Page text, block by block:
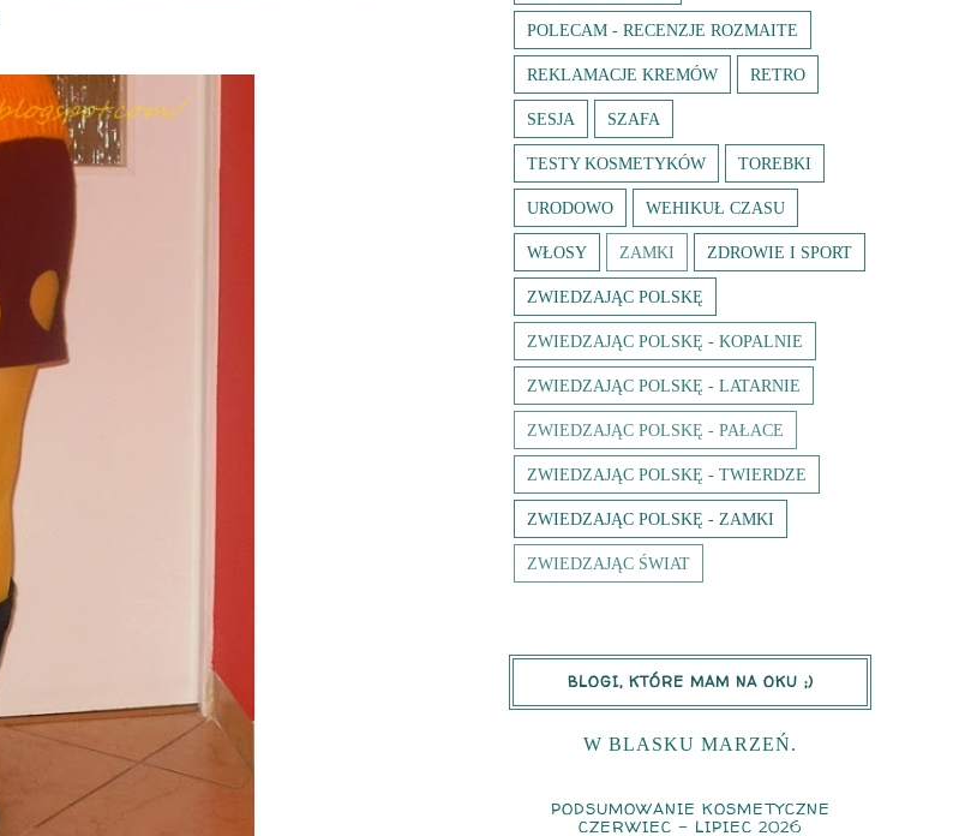
POLECAM - RECENZJE ROZMAITE
REKLAMACJE KREMÓW RETRO
SESJA SZAFA
TESTY KOSMETYKÓW TOREBKI
URODOWO WEHIKUŁ CZASU
WŁOSY ZAMKI ZDROWIE I SPORT
ZWIEDZAJĄC POLSKĘ
ZWIEDZAJĄC POLSKĘ - KOPALNIE
ZWIEDZAJĄC POLSKĘ - LATARNIE
ZWIEDZAJĄC POLSKĘ - PAŁACE
ZWIEDZAJĄC POLSKĘ - TWIERDZE
ZWIEDZAJĄC POLSKĘ - ZAMKI
ZWIEDZAJĄC ŚWIAT
BLOGI, KTÓRE MAM NA OKU ;)
W BLASKU MARZEŃ.
PODSUMOWANIE KOSMETYCZNE
CZERWIEC - LIPIEC 2026